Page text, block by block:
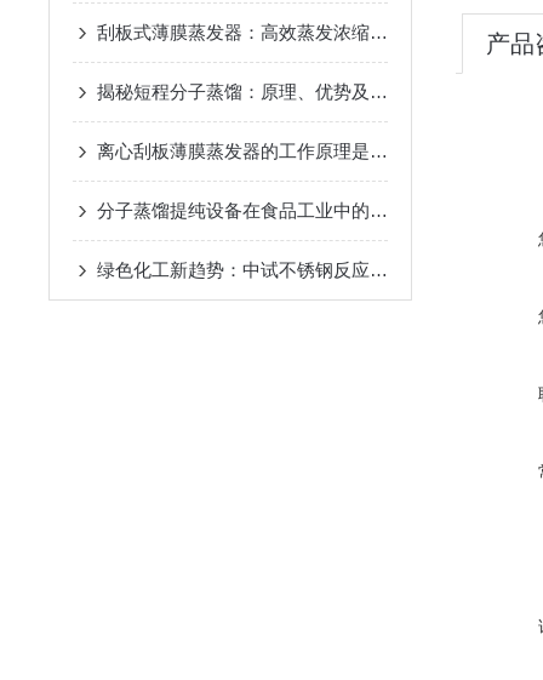
刮板式薄膜蒸发器：高效蒸发浓缩设备的深度解析
揭秘短程分子蒸馏：原理、优势及未来发展趋势
离心刮板薄膜蒸发器的工作原理是什么？
分子蒸馏提纯设备在食品工业中的应用
绿色化工新趋势：中试不锈钢反应釜的环保应用
产品